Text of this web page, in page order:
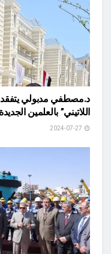
د.مصطفي مدبولي
اللاتيني” بالعلمين الجديدة